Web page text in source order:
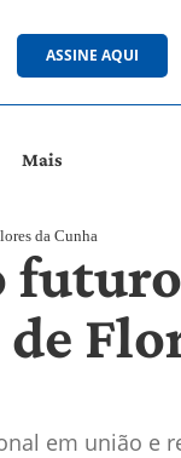
ASSINE AQUI
Mais
da Cunha
em união e